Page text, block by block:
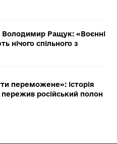
Володимир Ращук: «Воєнні
нічого спільного з
переможене»: історія
пережив російський полон